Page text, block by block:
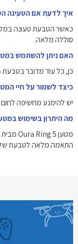
איך לדעת אם הטעינה
כאשר הטבעת טעונה
סוללה מלאה.
האם ניתן להשתמש
כן, כל עוד מדובר בטבעת Oura Ring 5 באותה מידה.
כיצד לשמור על חיי
יש להימנע מחשיפה
מה היתרון בשימוש
התאמה מלאה לטבעת